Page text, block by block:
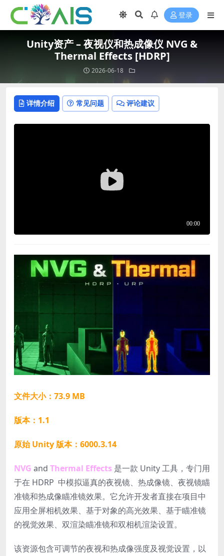
登录
Unity资产 – 夜视仪和热成像仪 NVG &
Thermal Effects [HDRP]
2026-06-18
详情介绍 常见问题 评论建议
文件大小：73.9 MB
版本：1.1
原始 Unity 版本：6000.3.14
NVG and Thermal Effects 是一款 Unity 工具，专门用
于在 HDRP 中模拟逼真的夜视镜、热成像镜、夜视镜瞄
准镜和热成像瞄准镜效果。它允许开发者直接在项目中
应用全屏相机效果、基于对象的高光效果、基于瞄准镜
的视觉效果、双渲染瞄准镜和双相机渲染设置。
该资源包含可调节的夜视和热成像强度及视觉设置，以